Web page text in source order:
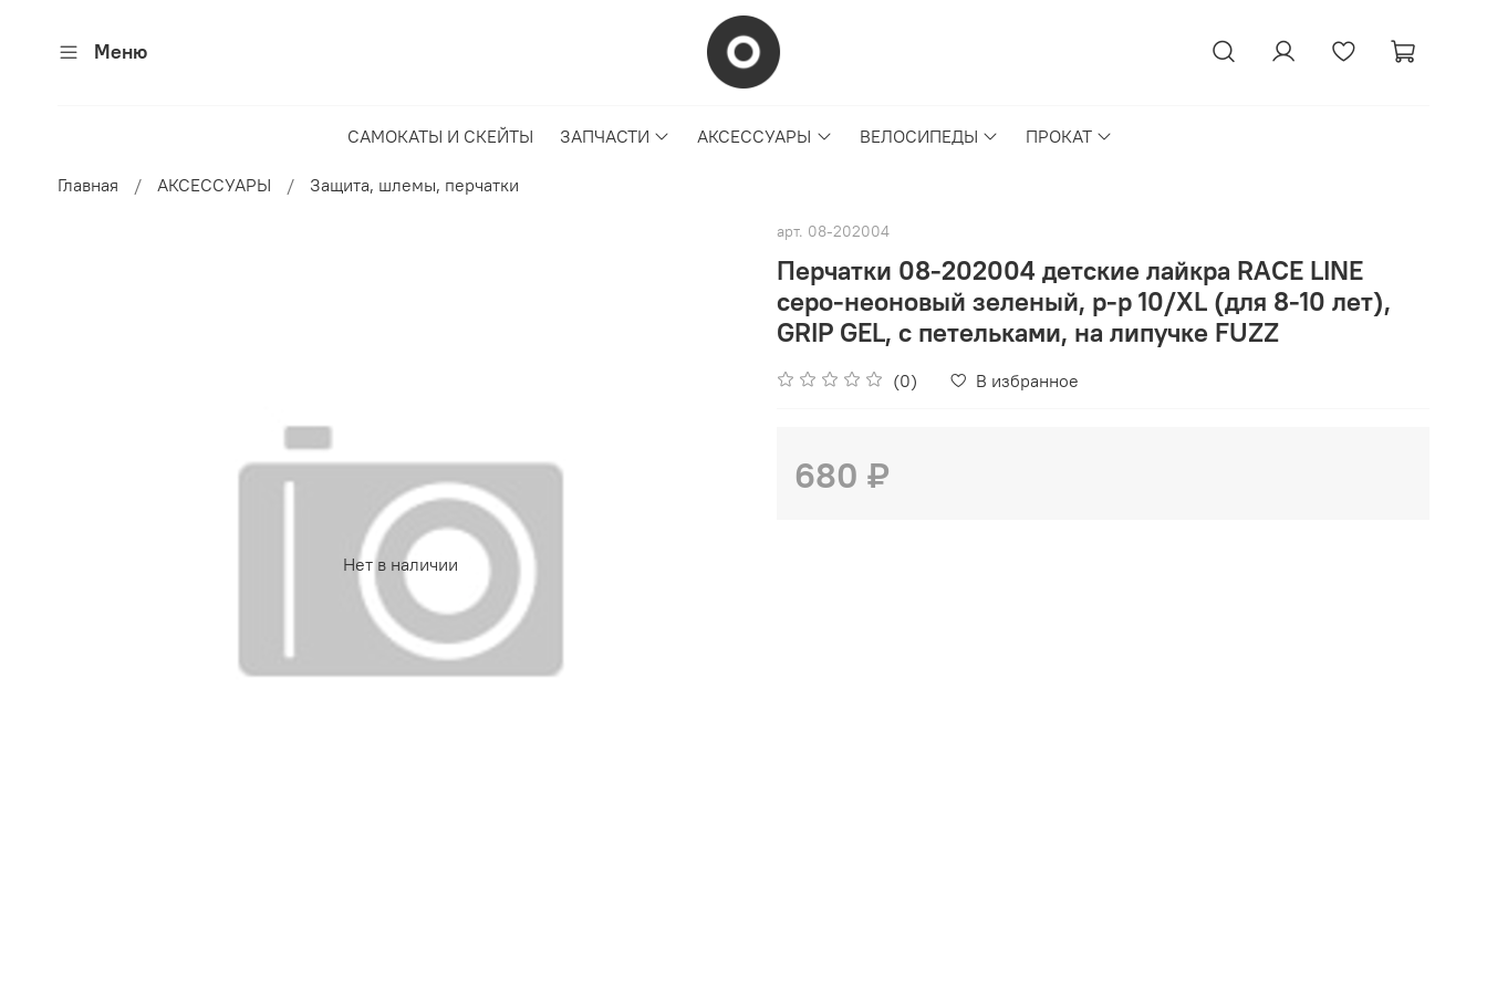
Меню
САМОКАТЫ И СКЕЙТЫ ЗАПЧАСТИ АКСЕССУАРЫ ВЕЛОСИПЕДЫ ПРОКАТ
Главная АКСЕССУАРЫ Защита, шлемы, перчатки
Нет в наличии
арт. 08-202004
Перчатки 08-202004 детские лайкра RACE LINE
серо-неоновый зеленый, р-р 10/XL (для 8-10 лет),
GRIP GEL, с петельками, на липучке FUZZ
(0) В избранное
680 ₽